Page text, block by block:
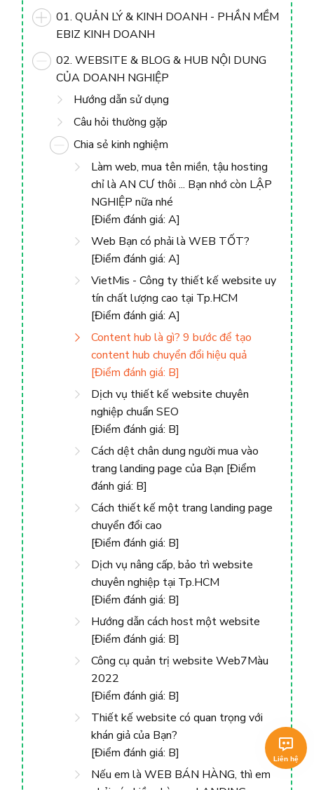
01. QUẢN LÝ & KINH DOANH - PHẦN MỀM
EBIZ KINH DOANH
02. WEBSITE & BLOG & HUB NỘI DUNG
CỦA DOANH NGHIỆP
Hướng dẫn sử dụng
Câu hỏi thường gặp
Chia sẻ kinh nghiệm
Làm web, mua tên miền, tậu hosting
chỉ là AN CƯ thôi ... Bạn nhớ còn LẬP
NGHIỆP nữa nhé
[Điểm đánh giá: A]
Web Bạn có phải là WEB TỐT?
[Điểm đánh giá: A]
VietMis - Công ty thiết kế website uy
tín chất lượng cao tại Tp.HCM
[Điểm đánh giá: A]
Content hub là gì? 9 bước để tạo
content hub chuyển đổi hiệu quả
[Điểm đánh giá: B]
Dịch vụ thiết kế website chuyên
nghiệp chuẩn SEO
[Điểm đánh giá: B]
Cách dệt chân dung người mua vào
trang landing page của Bạn [Điểm
đánh giá: B]
Cách thiết kế một trang landing page
chuyển đổi cao
[Điểm đánh giá: B]
Dịch vụ nâng cấp, bảo trì website
chuyên nghiệp tại Tp.HCM
[Điểm đánh giá: B]
Hướng dẫn cách host một website
[Điểm đánh giá: B]
Công cụ quản trị website Web7Màu
2022
[Điểm đánh giá: B]
Thiết kế website có quan trọng với
khán giả của Bạn?
[Điểm đánh giá: B]
Nếu em là WEB BÁN HÀNG, thì em